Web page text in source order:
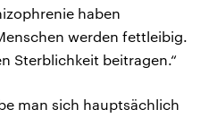
haben
werden fettleibig.
Sterblichkeit beitragen.“
man sich hauptsächlich